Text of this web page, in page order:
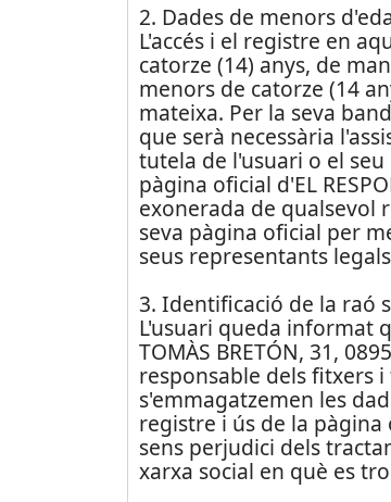
2. Dades de menors
L'accés i el registre en
catorze (14) anys, de
menors de catorze (14
mateixa. Per la seva
que serà necessària
tutela de l'usuari o el
pàgina oficial d'EL
exonerada de qualsevol
seva pàgina oficial per
seus representants
3. Identificació de la raó
L'usuari queda informat
TOMÀS BRETÓN, 31,
responsable dels fitxers
s'emmagatzemen les
registre i ús de la pàgina
sens perjudici dels
xarxa social en què es